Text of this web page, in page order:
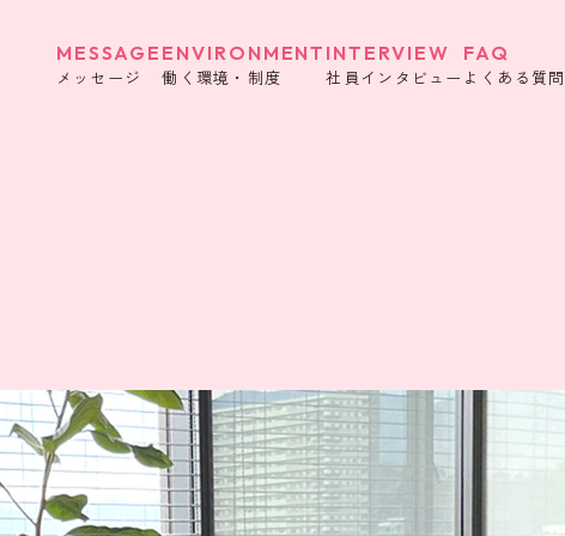
MESSAGE
メッセージ
ENVIRONMENT
働く環境・制度
INTERVIEW
社員インタビュー
FAQ
よくある質問